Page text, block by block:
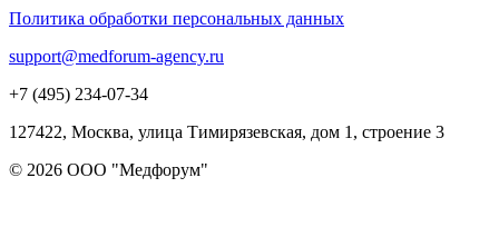
Политика обработки персональных данных
support@medforum-agency.ru
+7 (495) 234-07-34
127422, Москва, улица Тимирязевская, дом 1, строение 3
© 2026 ООО "Медфорум"